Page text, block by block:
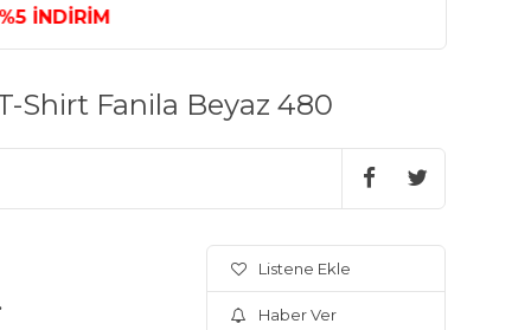
Shirt Fanila Beyaz 480
Listene Ekle
Haber Ver